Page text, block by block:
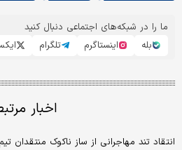
ما را در شبکه‌های اجتماعی دنبال کنید
بله
اینستاگرم تلگرام
اخبار
انتقاد تند مهاجرانی از ساز ناکوک منتقدان